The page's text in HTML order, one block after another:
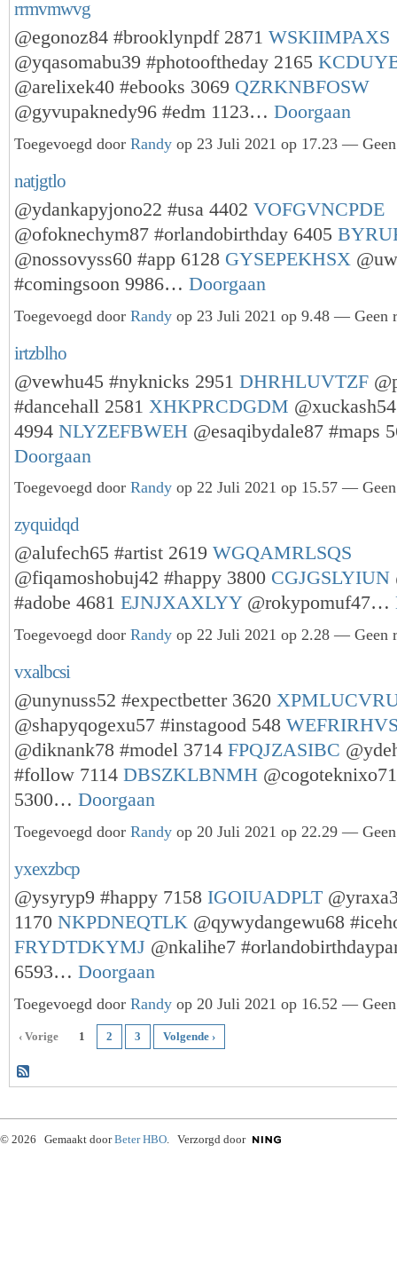
rrmvmwvg
@egonoz84 #brooklynpdf 2871 WSKIIMPAXS
@yqasomabu39 #photooftheday 2165
@arelixek40 #ebooks 3069 QZRKNBFOSW
@gyvupaknedy96 #edm 1123… Doorgaan
Toegevoegd door Randy op 23 Juli 2021 op 17.23 — Geen
natjgtlo
@ydankapyjono22 #usa 4402 VOFGVNCPDE
@ofoknechym87 #orlandobirthday 6405
@nossovyss60 #app 6128 GYSEPEKHSX
#comingsoon 9986… Doorgaan
Toegevoegd door Randy op 23 Juli 2021 op 9.48 — Geen
irtzblho
@vewhu45 #nyknicks 2951 DHRHLUVTZF
#dancehall 2581 XHKPRCDGDM
4994 NLYZEFBWEH @esaqibydale87 #maps
Doorgaan
Toegevoegd door Randy op 22 Juli 2021 op 15.57 — Geen
zyquidqd
@alufech65 #artist 2619 WGQAMRLSQS
@fiqamoshobuj42 #happy 3800 CGJGSLYIUN
#adobe 4681 EJNJXAXLYY@rokypomuf47…
Toegevoegd door Randy op 22 Juli 2021 op 2.28 — Geen
vxalbcsi
@unynuss52 #expectbetter 3620
@shapyqogexu57 #instagood 548
@diknank78 #model 3714 FPQJZASIBC
#follow 7114 DBSZKLBNMH
5300… Doorgaan
Toegevoegd door Randy op 20 Juli 2021 op 22.29 — Geen
yxexzbcp
@ysyryp9 #happy 7158 IGOIUADPLT
1170 NKPDNEQTLK @qywydangewu68
FRYDTDKYMJ @nkalihe7
6593… Doorgaan
Toegevoegd door Randy op 20 Juli 2021 op 16.52 — Geen
‹ Vorige 1 2 3 Volgende ›
© 2026 Gemaakt doorBeter HBO. Verzorgd door